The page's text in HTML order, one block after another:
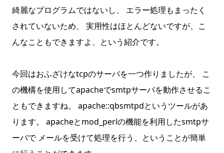
綺麗なプログラムではないし、 エラー処理もまったく
されていないため、 実用性はほとんどないですが、こ
んなこともできますよ、という紹介です。
今回はおふざけなtcpのサーバを一つ作りましたが、 こ
の機構を使用してapacheでsmtpサーバを動作させるこ
ともできますね。 apache::qbsmtpdというツールがあ
ります。 apacheとmod_perlの機能を利用したsmtpサ
ーバで メールを受けて処理を行う、ということが簡単